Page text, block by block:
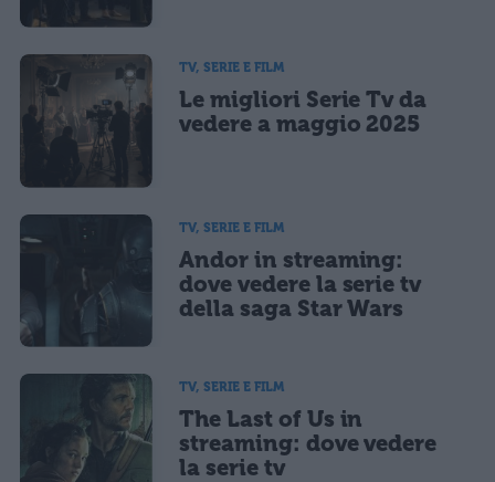
TV, SERIE E FILM
Le migliori Serie Tv da
vedere a maggio 2025
TV, SERIE E FILM
Andor in streaming:
dove vedere la serie tv
della saga Star Wars
TV, SERIE E FILM
The Last of Us in
streaming: dove vedere
la serie tv